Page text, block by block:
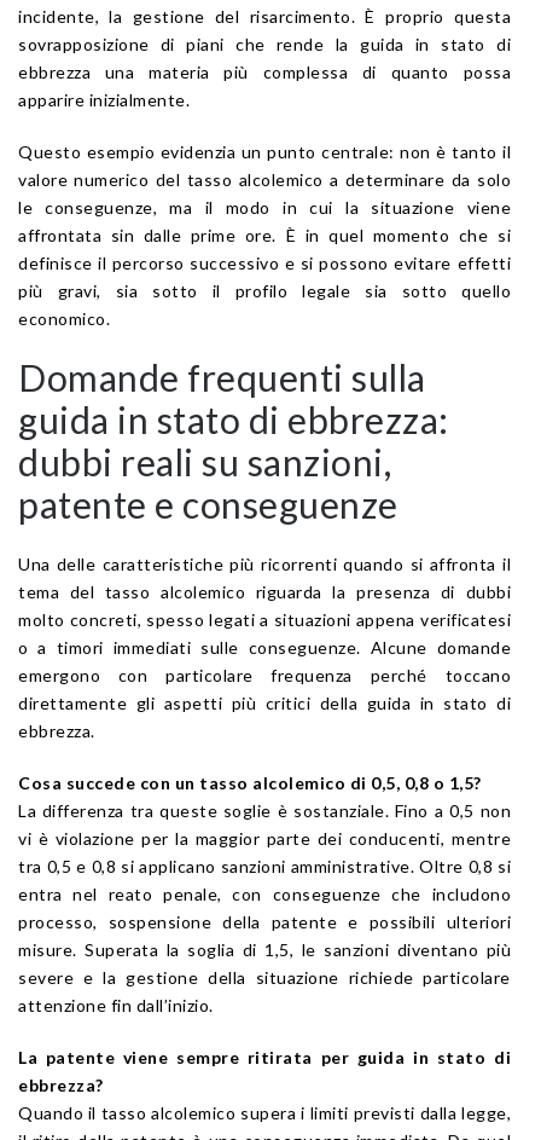
incidente, la gestione del risarcimento. È proprio questa
sovrapposizione di piani che rende la guida in stato di
ebbrezza una materia più complessa di quanto possa
apparire inizialmente.
Questo esempio evidenzia un punto centrale: non è tanto il
valore numerico del tasso alcolemico a determinare da solo
le conseguenze, ma il modo in cui la situazione viene
affrontata sin dalle prime ore. È in quel momento che si
definisce il percorso successivo e si possono evitare effetti
più gravi, sia sotto il profilo legale sia sotto quello
economico.
Domande frequenti sulla
guida in stato di ebbrezza:
dubbi reali su sanzioni,
patente e conseguenze
Una delle caratteristiche più ricorrenti quando si affronta il
tema del tasso alcolemico riguarda la presenza di dubbi
molto concreti, spesso legati a situazioni appena verificatesi
o a timori immediati sulle conseguenze. Alcune domande
emergono con particolare frequenza perché toccano
direttamente gli aspetti più critici della guida in stato di
ebbrezza.
Cosa succede con un tasso alcolemico di 0,5, 0,8 o 1,5?
La differenza tra queste soglie è sostanziale. Fino a 0,5 non
vi è violazione per la maggior parte dei conducenti, mentre
tra 0,5 e 0,8 si applicano sanzioni amministrative. Oltre 0,8 si
entra nel reato penale, con conseguenze che includono
processo, sospensione della patente e possibili ulteriori
misure. Superata la soglia di 1,5, le sanzioni diventano più
severe e la gestione della situazione richiede particolare
attenzione fin dall’inizio.
La patente viene sempre ritirata per guida in stato di
ebbrezza?
Quando il tasso alcolemico supera i limiti previsti dalla legge,